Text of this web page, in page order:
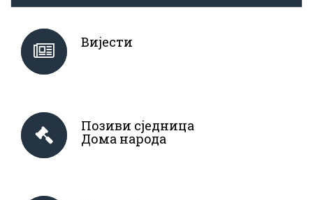
Вијести
Позиви сједница
Дома народа